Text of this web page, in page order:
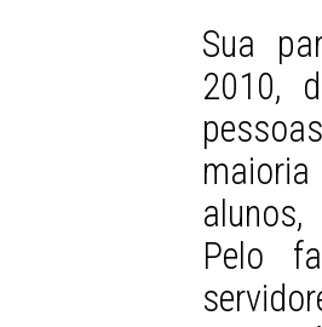
Sua
2010,
Pelo